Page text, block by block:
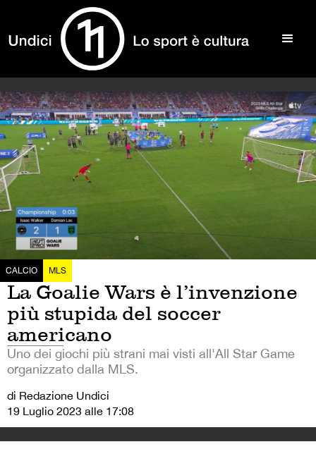
CALCIO MLS
La Goalie Wars è l’invenzione
più stupida del soccer
americano
Uno dei giochi più strani mai visti all'All Star Game
organizzato dalla MLS.
di Redazione Undici
19 Luglio 2023 alle 17:08